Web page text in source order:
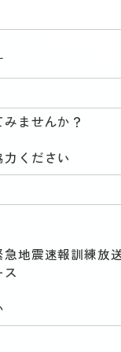
ませんか？
ください
地震速報訓練放